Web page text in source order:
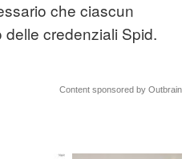
che ciascun
credenziali Spid.
Content sponsored by Outbrain